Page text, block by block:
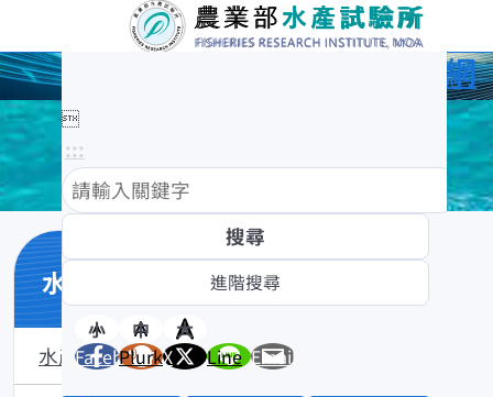
農業部水產試驗所全球資訊網

:::
小 中
大
Facebook
PlurkX Line Email
水產數位典藏
水產數位典藏介紹